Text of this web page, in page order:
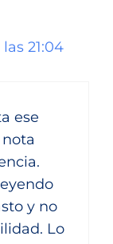
21:04
ese
y no
Lo